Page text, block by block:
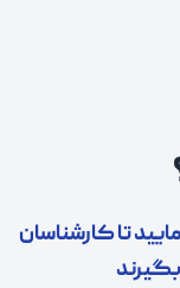
تا کارشناسان